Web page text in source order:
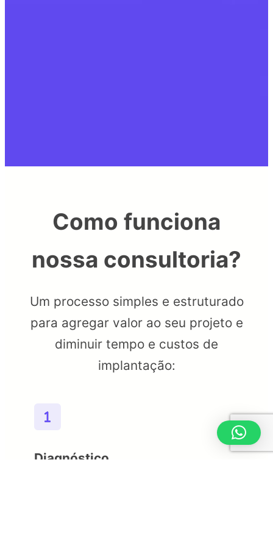
Como funciona
nossa consultoria?
Um processo simples e estruturado
para agregar valor ao seu projeto e
diminuir tempo e custos de
implantação:
Diagnóstico